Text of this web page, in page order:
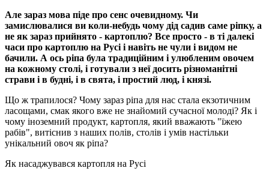
Але зараз мова піде про сенс очевидному. Чи
замислювалися ви коли-небудь чому дід садив саме ріпку, а
не як зараз прийнято - картоплю? Все просто - в ті далекі
часи про картоплю на Русі і навіть не чули і видом не
бачили. А ось ріпа була традиційним і улюбленим овочем
на кожному столі, і готували з неї досить різноманітні
страви і в будні, і в свята, і простий люд, і князі.
Що ж трапилося? Чому зараз ріпа для нас стала екзотичним
ласощами, смак якого вже не знайомий сучасної молоді? Як і
чому іноземний продукт, картопля, який вважають "їжею
рабів", витіснив з наших полів, столів і умів настільки
унікальний овоч як ріпа?
Як насаджувався картопля на Русі